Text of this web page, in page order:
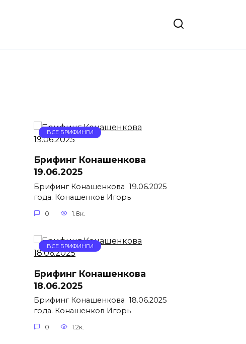
ВСЕ БРИФИНГИ
Брифинг Конашенкова
19.06.2025
Брифинг Конашенкова 19.06.2025
года. Конашенков Игорь
0 1.8к.
ВСЕ БРИФИНГИ
Брифинг Конашенкова
18.06.2025
Брифинг Конашенкова 18.06.2025
года. Конашенков Игорь
0 1.2к.